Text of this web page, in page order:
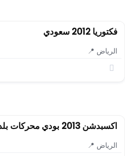
فكتوريا 2012 سعودي
الرياض 📍
اكسبدشن 2013 بودي محركات بلد
الرياض 📍